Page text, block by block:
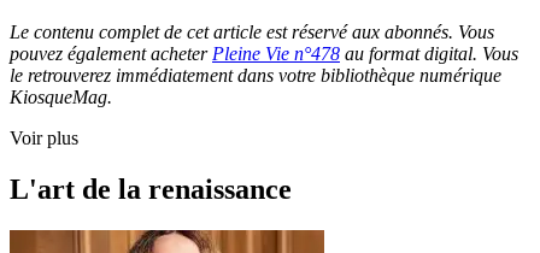
Le contenu complet de cet article est réservé aux abonnés. Vous
pouvez également acheter Pleine Vie n°478 au format digital. Vous
le retrouverez immédiatement dans votre bibliothèque numérique
KiosqueMag.
Voir plus
L'art de la renaissance